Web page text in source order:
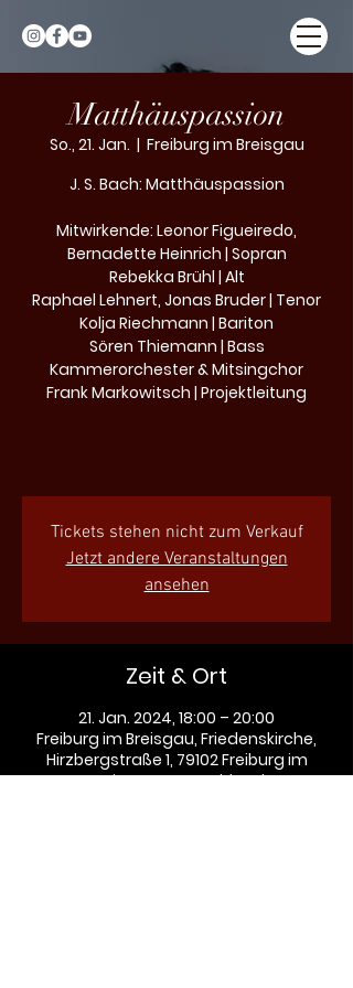
Matthäuspassion
So., 21. Jan.
  |
Freiburg im Breisgau
J. S. Bach: Matthäuspassion
Mitwirkende: Leonor Figueiredo,
Bernadette Heinrich | Sopran
Rebekka Brühl | Alt
Raphael Lehnert, Jonas Bruder | Tenor
Kolja Riechmann | Bariton
Sören Thiemann | Bass
Kammerorchester & Mitsingchor
Frank Markowitsch | Projektleitung
Tickets stehen nicht zum Verkauf
Jetzt andere Veranstaltungen
ansehen
Zeit & Ort
21. Jan. 2024, 18:00 – 20:00
Freiburg im Breisgau, Friedenskirche,
Hirzbergstraße 1, 79102 Freiburg im
Breisgau, Deutschland